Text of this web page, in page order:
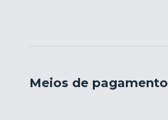
Meios de pagamento